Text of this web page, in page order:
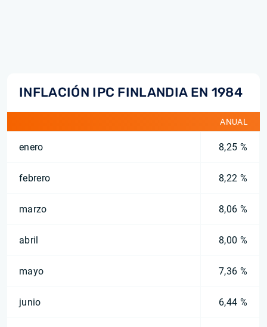
INFLACIÓN IPC FINLANDIA EN 1984
ANUAL
enero 8,25 %
febrero 8,22 %
marzo 8,06 %
abril 8,00 %
mayo 7,36 %
junio 6,44 %